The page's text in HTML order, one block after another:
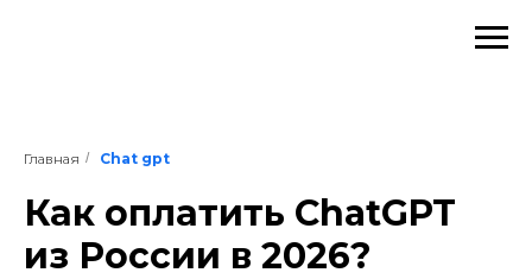
Главная / Chat gpt
Как оплатить ChatGPT
из России в 2026?